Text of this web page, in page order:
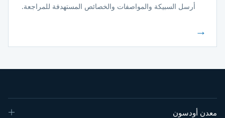
أرسل السبيكة والمواصفات والخصائص المستهدفة للمراجعة.
→
معدن أودسون